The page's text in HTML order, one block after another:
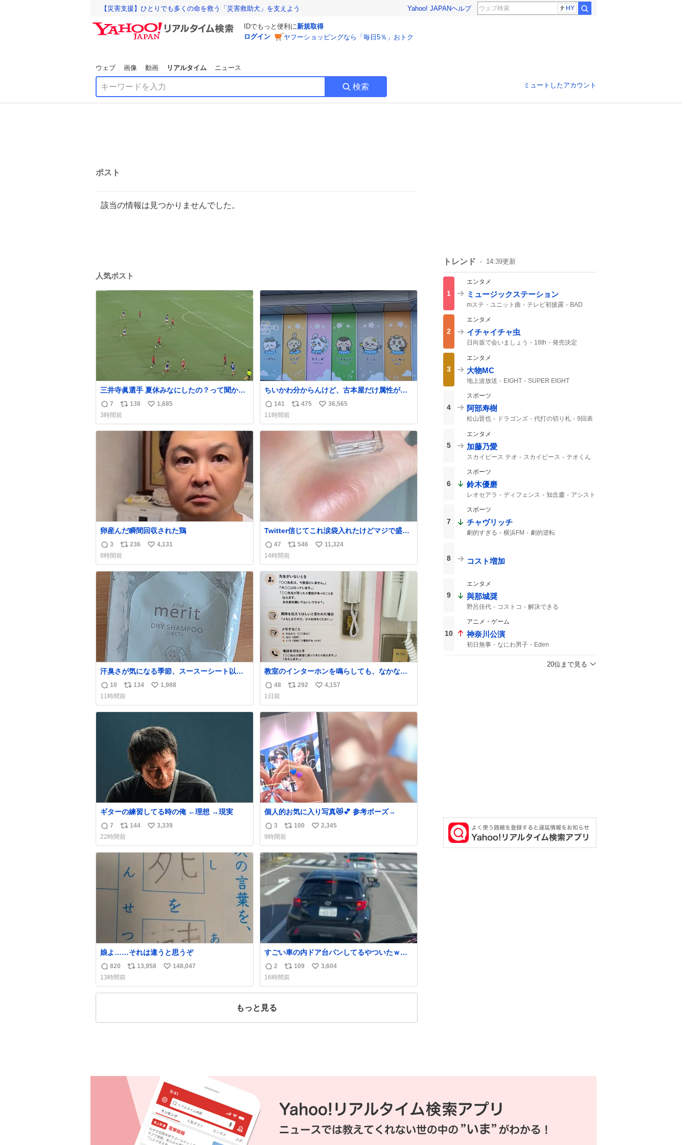
【災害支援】ひとりでも多くの命を救う「災害救助犬」を支えよう Yahoo! JAPANヘルプ HY
IDでもっと便利に新規取得
ログイン
ヤフーショッピングなら「毎日5％」おトク
ウェブ 画像 動画 リアルタイム ニュース
検索 ミュートしたアカウント
ポスト
該当の情報は見つかりませんでした。
人気ポスト
三井寺眞選手 夏休みなにしたの？って聞かれ
て「国立競技場でオープニングゴール決めた
よ」と答えられるの強すぎる
返
信
数
7
リ
ポ
ス
138
い
ね
1,685
3時間前
ちいかわ分からんけど、古本屋だけ属性が名
前になってるのはどういうこと？
返
信
数
141
リ
ス
475
い
ね
36,565
11時間前
卵産んだ瞬間回収された鶏
返
信
数
3
リ
ポ
ス
数
236
い
ね
数
4,131
8時間前
Twitter信じてこれ涙袋入れたけどマジで盛れ
た…ありがとう…
返
信
数
47
リ
ポ
ス
ト
数
546
い
ね
数
11,324
14時間前
汗臭さが気になる季節、スースーシート以外
だと、これがとにかくスッキリする。2年くら
い前に #生活は踊る で紹介したやつ。おじさ
んにもおばさんにもオススメだ。ドラストに
売ってるぞ。ドライシャンプーって書いてあ
首筋がんがん拭いて汗臭不安を解消。
返
信
数
10
リ
ポ
ス
134
い
ね
1,988
11時間前
教室のインターホンを鳴らしても、なかなか
誰も出ないことがあります…。 もしかすると
「電話の出方」に困っているのかもしれませ
ん。 そこで「何を話せばいいか」が見える手
引きを用意して、安心して電話に出られるよ
うにします。 インターホンの応対も大切なコ
ミュニケーションの学びです。
返
信
数
48
リ
ス
数
292
い
ね
数
4,157
1日前
ギターの練習してる時の俺 ←理想 →現実
返
信
数
7
リ
ポ
ス
数
144
い
ね
数
3,339
22時間前
個人的お気に入り写真😻💕 参考ポーズ→
返
信
数
3
リ
ポ
ス
ト
100
い
ね
数
2,345
9時間前
娘よ……それは違うと思うぞ
返
信
数
820
リ
ス
13,958
い
ね
148,047
13時間前
すごい車の内ドア台パンしてるやついたｗｗ
ｗｗｗｗｗｗｗｗｗｗｗｗ
返
信
数
2
リ
ポ
ス
109
い
ね
3,604
16時間前
もっと見る
トレンド 14:39更新
1
エンタメ
ミュージックステーション
mステ ユニット曲 テレビ初披露
BAD
生パフォーマンス
2
エンタメ
イチャイチャ虫
日向坂で会いましょう 18th
発売決定
3
エンタメ
大物MC
地上波放送 EIGHT
SUPER EIGHT
8年8月8日
4
スポーツ
阿部寿樹
松山晋也 ドラゴンズ 代打の切り札
9回表
5
エンタメ
加藤乃愛
スカイピース テオ スカイピース
テオくん
6
スポーツ
鈴木優磨
レオセアラ ディフェンス 知念慶
アシスト
7
スポーツ
チャヴリッチ
劇的すぎる 横浜FM
劇的逆転
8 コスト増加
9
エンタメ
與那城奨
野呂佳代 コストコ 解決できる
10
アニメ・ゲーム
神奈川公演
初日無事 なにわ男子 Eden
20位まで見る